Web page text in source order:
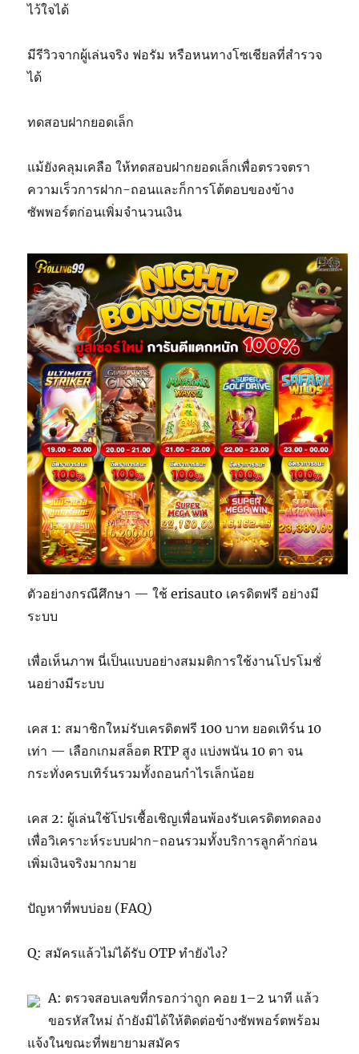
ไว้ใจได้
มีรีวิวจากผู้เล่นจริง ฟอรัม หรือหนทางโซเชียลที่สำรวจ
ได้
ทดสอบฝากยอดเล็ก
แม้ยังคลุมเคลือ ให้ทดสอบฝากยอดเล็กเพื่อตรวจตรา
ความเร็วการฝาก-ถอนและก็การโต้ตอบของข้าง
ซัพพอร์ตก่อนเพิ่มจำนวนเงิน
ตัวอย่างกรณีศึกษา — ใช้ erisauto เครดิตฟรี อย่างมี
ระบบ
เพื่อเห็นภาพ นี่เป็นแบบอย่างสมมติการใช้งานโปรโมชั่
นอย่างมีระบบ
เคส 1: สมาชิกใหม่รับเครดิตฟรี 100 บาท ยอดเทิร์น 10
เท่า — เลือกเกมสล็อต RTP สูง แบ่งพนัน 10 ตา จน
กระทั่งครบเทิร์นรวมทั้งถอนกำไรเล็กน้อย
เคส 2: ผู้เล่นใช้โปรเชื้อเชิญเพื่อนพ้องรับเครดิตทดลอง
เพื่อวิเคราะห์ระบบฝาก-ถอนรวมทั้งบริการลูกค้าก่อน
เพิ่มเงินจริงมากมาย
ปัญหาที่พบบ่อย (FAQ)
Q: สมัครแล้วไม่ได้รับ OTP ทำยังไง?
A: ตรวจสอบเลขที่กรอกว่าถูก คอย 1–2 นาที แล้ว
ขอรหัสใหม่ ถ้ายังมิได้ให้ติดต่อข้างซัพพอร์ตพร้อม
แจ้งในขณะที่พยายามสมัคร